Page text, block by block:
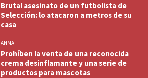
Brutal asesinato de un futbolista de
Selección: lo atacaron a metros de su
casa
ANMAT
Prohíben la venta de una reconocida
crema desinflamante y una serie de
productos para mascotas